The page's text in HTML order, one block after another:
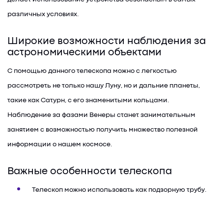
различных условиях.
Широкие возможности наблюдения за
астрономическими объектами
С помощью данного телескопа можно с легкостью
рассмотреть не только нашу Луну, но и дальние планеты,
такие как Сатурн, с его знаменитыми кольцами.
Наблюдение за фазами Венеры станет занимательным
занятием с возможностью получить множество полезной
информации о нашем космосе.
Важные особенности телескопа
Телескоп можно использовать как подзорную трубу.